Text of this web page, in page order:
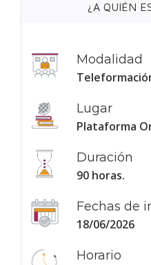
¿A QUIÉN
Modalidad
Lugar
Plataforma
Duración
90 horas.
Fechas de
18/06/2026
Horario